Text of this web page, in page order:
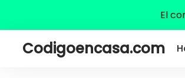
El
Codigoencasa.com